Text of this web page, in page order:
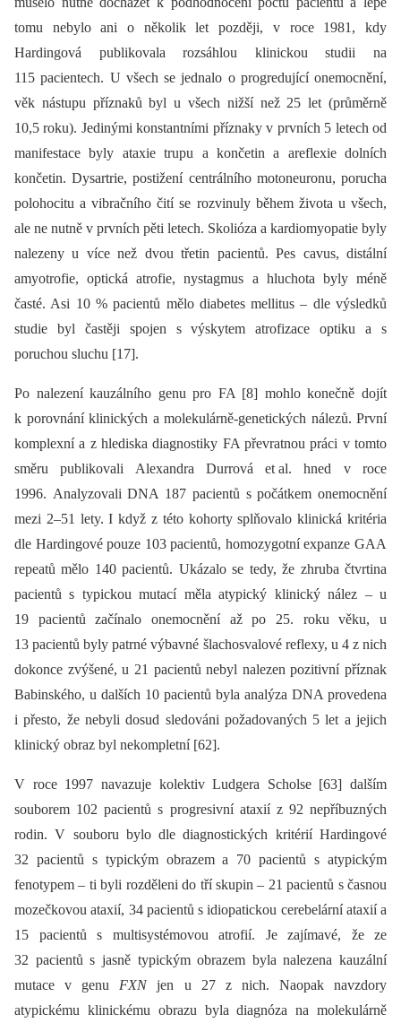
tomu nebylo ani o několik let později, v roce 1981, kdy
Hardingová publikovala rozsáhlou klinickou studii na
115 pacientech. U všech se jednalo o progredující onemocnění,
věk nástupu příznaků byl u všech nižší než 25 let (průměrně
10,5 roku). Jedinými konstantními příznaky v prvních 5 letech od
manifestace byly ataxie trupu a končetin a areflexie dolních
končetin. Dysartrie, postižení centrálního motoneuronu, porucha
polohocitu a vibračního čití se rozvinuly během života u všech,
ale ne nutně v prvních pěti letech. Skolióza a kardiomyopatie byly
nalezeny u více než dvou třetin pacientů. Pes cavus, distální
amyotrofie, optická atrofie, nystagmus a hluchota byly méně
časté. Asi 10 % pacientů mělo diabetes mellitus –⁠ dle výsledků
studie byl častěji spojen s výskytem atrofizace optiku a s
poruchou sluchu [17].
Po nalezení kauzálního genu pro FA [8] mohlo konečně dojít
k porovnání klinických a molekulárně-genetických nálezů. První
komplexní a z hlediska diagnostiky FA převratnou práci v tomto
směru publikovali Alexandra Durrová et al. hned v roce
1996. Analyzovali DNA 187 pacientů s počátkem onemocnění
mezi 2–51 lety. I když z této kohorty splňovalo klinická kritéria
dle Hardingové pouze 103 pacientů, homozygotní expanze GAA
repeatů mělo 140 pacientů. Ukázalo se tedy, že zhruba čtvrtina
pacientů s typickou mutací měla atypický klinický nález –⁠ u
19 pacientů začínalo onemocnění až po 25. roku věku, u
13 pacientů byly patrné výbavné šlachosvalové reflexy, u 4 z nich
dokonce zvýšené, u 21 pacientů nebyl nalezen pozitivní příznak
Babinského, u dalších 10 pacientů byla analýza DNA provedena
i přesto, že nebyli dosud sledováni požadovaných 5 let a jejich
klinický obraz byl nekompletní [62].
V roce 1997 navazuje kolektiv Ludgera Scholse [63] dalším
souborem 102 pacientů s progresivní ataxií z 92 nepříbuzných
rodin. V souboru bylo dle diagnostických kritérií Hardingové
32 pacientů s typickým obrazem a 70 pacientů s atypickým
fenotypem –⁠ ti byli rozděleni do tří skupin –⁠ 21 pacientů s časnou
mozečkovou ataxií, 34 pacientů s idiopatickou cerebelární ataxií a
15 pacientů s multisystémovou atrofií. Je zajímavé, že ze
32 pacientů s jasně typickým obrazem byla nalezena kauzální
mutace v genu FXNjen u 27 z nich. Naopak navzdory
atypickému klinickému obrazu byla diagnóza na molekulárně